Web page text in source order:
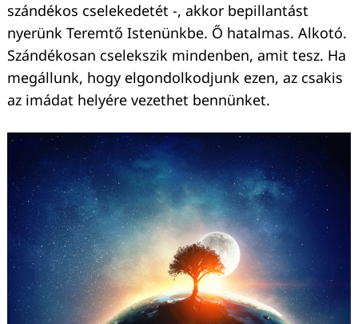
szándékos cselekedetét -, akkor bepillantást
nyerünk Teremtő Istenünkbe. Ő hatalmas. Alkotó.
Szándékosan cselekszik mindenben, amit tesz. Ha
megállunk, hogy elgondolkodjunk ezen, az csakis
az imádat helyére vezethet bennünket.